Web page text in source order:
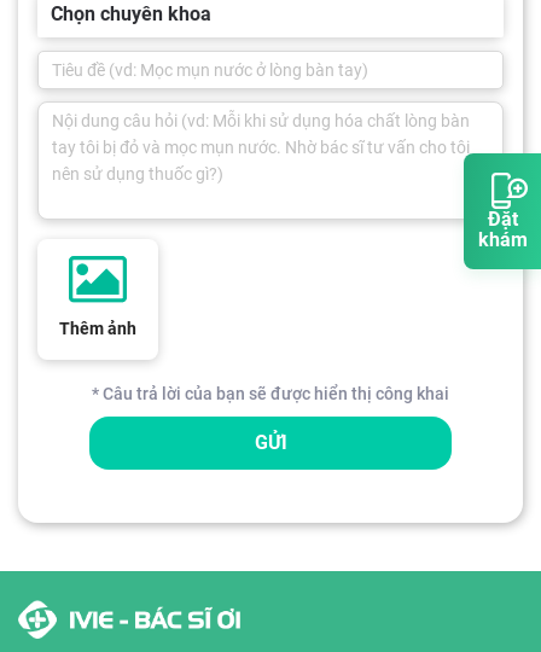
Đặt
khám
Chọn chuyên khoa
Thêm ảnh
* Câu trả lời của bạn sẽ được hiển thị công khai
GỬI